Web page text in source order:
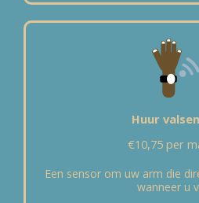
Huur
€10,75 per
Een sensor om uw arm die
wanneer u